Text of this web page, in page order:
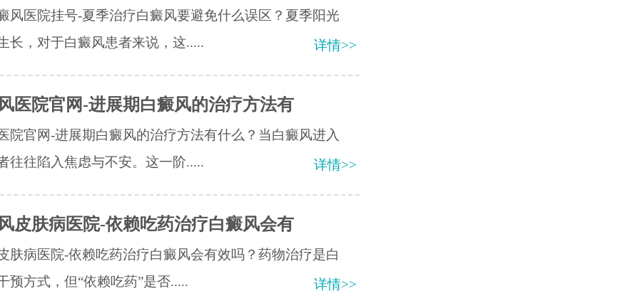
风医院挂号-夏季治疗白癜风要避免什么误区？夏季阳光
长，对于白癜风患者来说，这.....
详情>>
医院官网-进展期白癜风的治疗方法有
院官网-进展期白癜风的治疗方法有什么？当白癜风进入
往往陷入焦虑与不安。这一阶.....
详情>>
皮肤病医院-依赖吃药治疗白癜风会有
肤病医院-依赖吃药治疗白癜风会有效吗？药物治疗是白
预方式，但“依赖吃药”是否.....
详情>>